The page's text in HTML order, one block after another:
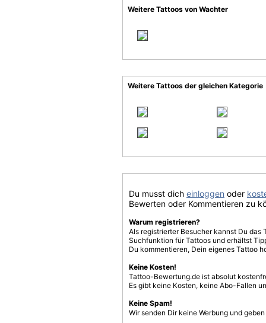
Weitere Tattoos von Wachter
Weitere Tattoos der gleichen Kategorie
Du musst dich einloggen oder
Bewerten oder Kommentieren zu
Warum registrieren?
Als registrierter Besucher kannst Du
Suchfunktion für Tattoos und erhältst
Du kommentieren, Dein eigenes Tattoo
Keine Kosten!
Tattoo-Bewertung.de ist absolut
Es gibt keine Kosten, keine Abo-Fallen
Keine Spam!
Wir senden Dir keine Werbung und